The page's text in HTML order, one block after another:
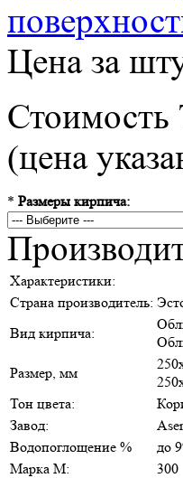
Цена за
Стоимость
(цена
* Размеры кирпича:
Характеристики:
Страна производитель:
Вид кирпича:
Размер, мм
Тон цвета:
Завод:
Водопоглощение %
до
Марка М:
300